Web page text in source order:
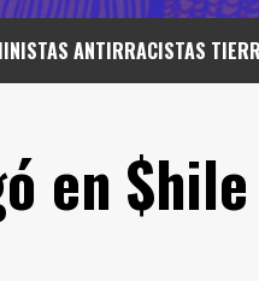
ANTIRRACISTAS
en $hile